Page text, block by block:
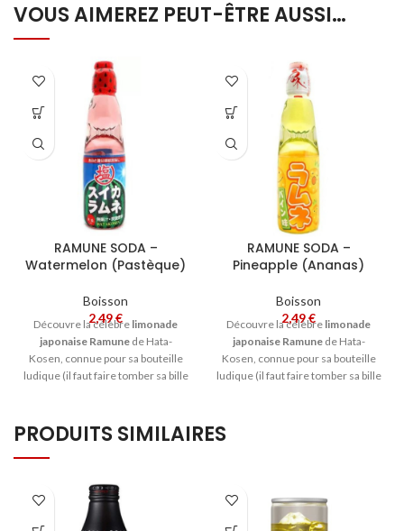
VOUS AIMEREZ PEUT-ÊTRE AUSSI…
RAMUNE SODA –
Watermelon (Pastèque)
Boisson
2,49€
Découvre la célèbre limonade
japonaise Ramunede Hata-
Kosen, connue pour sa bouteille
ludique (il faut faire tomber sa bille
Pastèque.
RAMUNE SODA –
Pineapple (Ananas)
Boisson
2,49€
Découvre la célèbre limonade
japonaise Ramunede Hata-
Kosen, connue pour sa bouteille
ludique (il faut faire tomber sa bille
PRODUITS SIMILAIRES